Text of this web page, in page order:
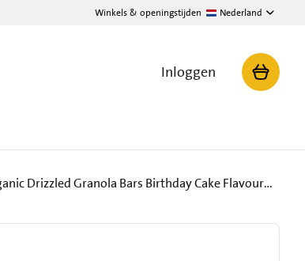
Winkels & openingstijden Nederland
Inloggen
MadeGood Organic Drizzled Granola Bars Birthday Cake Flavour 5 x 24 g